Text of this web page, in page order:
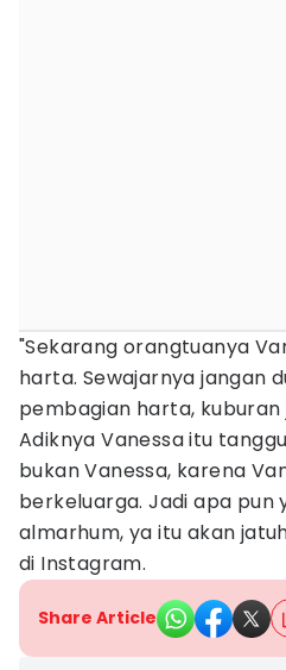
"Sekarang orangtuanya
harta. Sewajarnya jangan
pembagian harta, kuburan
Adiknya Vanessa itu
bukan Vanessa, karena
berkeluarga. Jadi apa pun
almarhum, ya itu akan
di Instagram.
Share Article